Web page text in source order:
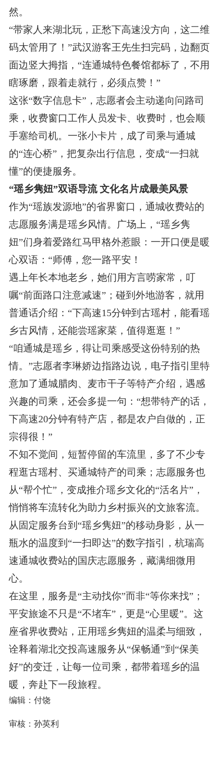
然。
“带家人来湖北玩，正愁下高速没方向，这二维
码太管用了！”武汉游客王先生扫完码，边翻页
面边竖大拇指，“连通城特色餐馆都标了，不用
瞎琢磨，跟着走就行，必须点赞！”
这张“数字信息卡”，志愿者会主动递向问路司
乘，收费窗口工作人员发卡、收费时，也会顺
手塞给司机。一张小卡片，成了司乘与通城
的“连心桥”，把复杂出行信息，变成“一扫就
懂”的便捷服务。
“瑶乡隽妞”双语导流 文化名片成最美风景
作为“瑶族发源地”的省界窗口，通城收费站的
志愿服务满是瑶乡风情。广场上，“瑶乡隽
妞”们身着爱路红马甲格外惹眼：一开口便是暖
心双语：“师傅，您一路平安！
遇上年长本地老乡，她们用方言唠家常，叮
嘱“前面路口注意减速”；碰到外地游客，就用
普通话介绍：“下高速15分钟到古瑶村，能看瑶
乡古风情，还能尝瑶家菜，值得逛逛！”
“咱通城是瑶乡，得让司乘感受这份特别的热
情。”志愿者李琳娇边指路边说，电子指引里特
意加了通城腊肉、麦市干子等特产介绍，遇感
兴趣的司乘，还会多提一句：“想带特产的话，
下高速20分钟有特产店，都是农户自做的，正
宗得很！”
不知不觉间，短暂停留的车流里，多了不少专
程逛古瑶村、买通城特产的司乘；志愿服务也
从“帮个忙”，变成推介瑶乡文化的“活名片”，
悄悄将车流转化为助力乡村振兴的文旅客流。
从固定服务台到“瑶乡隽妞”的移动身影，从一
瓶水的温度到“一扫即达”的数字指引，杭瑞高
速通城收费站的国庆志愿服务，藏满细微用
心。
在这里，服务是“主动找你”而非“等你来找”；
平安旅途不只是“不堵车”，更是“心里暖”。这
座省界收费站，正用瑶乡隽妞的温柔与细致，
诠释着湖北交投高速服务从“保畅通”到“保美
好”的变迁，让每一位司乘，都带着瑶乡的温
暖，奔赴下一段旅程。
编辑：付饶
审核：孙英利